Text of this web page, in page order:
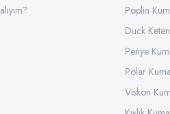
Poplin
Duck
Penye
Polar
Viskon